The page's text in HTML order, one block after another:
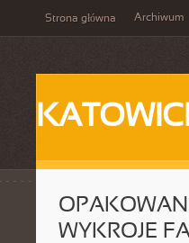
Strona główna Archiwum
WYKROJE